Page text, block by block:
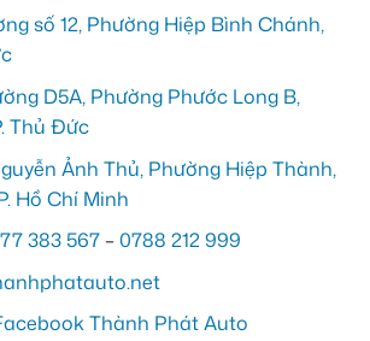
số 12, Phường Hiệp Bình Chánh,
D5A, Phường Phước Long B,
Thủ Đức
Ảnh Thủ, Phường Hiệp Thành,
Hồ Chí Minh
383 567 –0788 212 999
Thành Phát Auto